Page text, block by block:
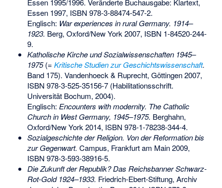
Essen 1995/1996. Veränderte Buchausgabe: Klartext,
Essen 1997, ISBN 978-3-88474-547-2.
Englisch: War experiences in rural Germany. 1914–
1923. Berg, Oxford/New York 2007, ISBN 1-84520-244-
9.
Katholische Kirche und Sozialwissenschaften 1945–
1975(= Kritische Studien zur Geschichtswissenschaft.
Band 175). Vandenhoeck & Ruprecht, Göttingen 2007,
ISBN 978-3-525-35156-7(Habilitationsschrift.
Universität Bochum, 2004).
Englisch: Encounters with modernity. The Catholic
Church in West Germany, 1945–1975. Berghahn,
Oxford/New York 2014, ISBN 978-1-78238-344-4.
Sozialgeschichte der Religion. Von der Reformation bis
zur Gegenwart. Campus, Frankfurt am Main 2009,
ISBN 978-3-593-38916-5.
Die Zukunft der Republik? Das Reichsbanner Schwarz-
Rot-Gold 1924–1933. Friedrich-Ebert-Stiftung, Archiv